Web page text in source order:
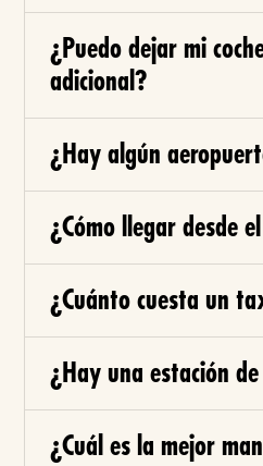
¿Puedo dejar mi
adicional?
¿Hay algún
¿Cómo llegar desde
¿Cuánto cuesta un
¿Hay una estación
¿Cuál es la mejor